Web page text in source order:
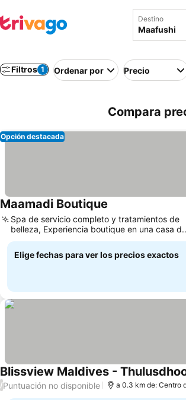
Destino
Filtros 1 Ordenar por Precio
Compara
Opción destacada
Maamadi Boutique
Spa de servicio completo y tratamientos de
belleza, Experiencia boutique en una casa de
huéspedes en la isla
Elige fechas para ver los precios exactos
Blissview Maldives -
/Puntuación no disponible a 0.3 km de: Centro